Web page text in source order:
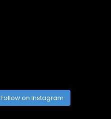
Follow on Instagram